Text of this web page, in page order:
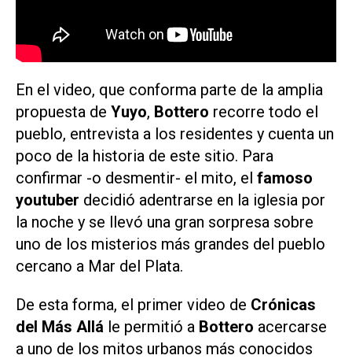
En el video, que conforma parte de la amplia
propuesta de Yuyo, Bottero recorre todo el
pueblo, entrevista a los residentes y cuenta un
poco de la historia de este sitio. Para
confirmar -o desmentir- el mito, el famoso
youtuber decidió adentrarse en la iglesia por
la noche y se llevó una gran sorpresa sobre
uno de los misterios más grandes del pueblo
cercano a Mar del Plata.
De esta forma, el primer video de Crónicas
del Más Allá le permitió a Bottero acercarse
a uno de los mitos urbanos más conocidos